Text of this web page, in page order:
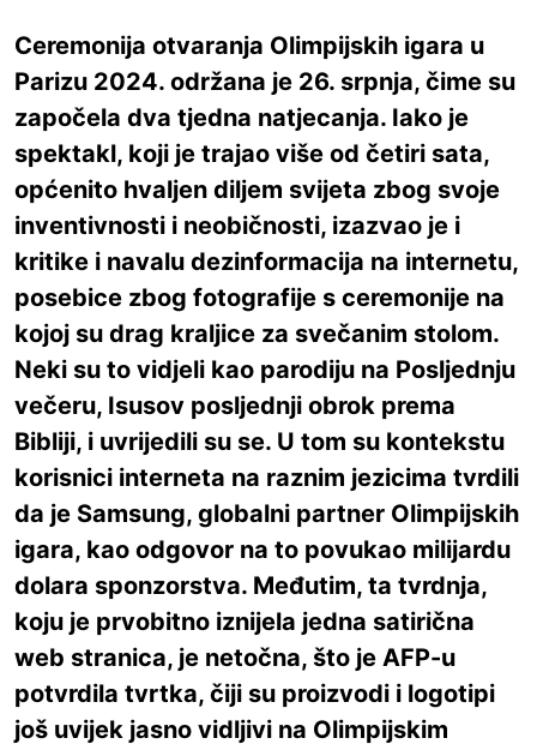
Ceremonija otvaranja Olimpijskih igara u
Parizu 2024. održana je 26. srpnja, čime su
započela dva tjedna natjecanja. Iako je
spektakl, koji je trajao više od četiri sata,
općenito hvaljen diljem svijeta zbog svoje
inventivnosti i neobičnosti, izazvao je i
kritike i navalu dezinformacija na internetu,
posebice zbog fotografije s ceremonije na
kojoj su drag kraljice za svečanim stolom.
Neki su to vidjeli kao parodiju na Posljednju
večeru, Isusov posljednji obrok prema
Bibliji, i uvrijedili su se. U tom su kontekstu
korisnici interneta na raznim jezicima tvrdili
da je Samsung, globalni partner Olimpijskih
igara, kao odgovor na to povukao milijardu
dolara sponzorstva. Međutim, ta tvrdnja,
koju je prvobitno iznijela jedna satirična
web stranica, je netočna, što je AFP-u
potvrdila tvrtka, čiji su proizvodi i logotipi
još uvijek jasno vidljivi na Olimpijskim